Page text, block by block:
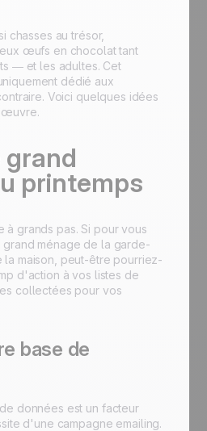
chasses au trésor,
œufs en chocolat tant
— et les adultes. Cet
dédié aux
Voici quelques idées
œuvre.
grand
printemps
à grands pas. Si pour vous
grand ménage de la garde-
maison, peut-être pourriez-
d'action à vos listes de
collectées pour vos
base de
données est un facteur
d'une campagne emailing.